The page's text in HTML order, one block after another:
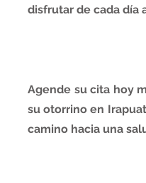
disfrutar de cada día
Agende su cita hoy
su otorrino en
camino hacia una